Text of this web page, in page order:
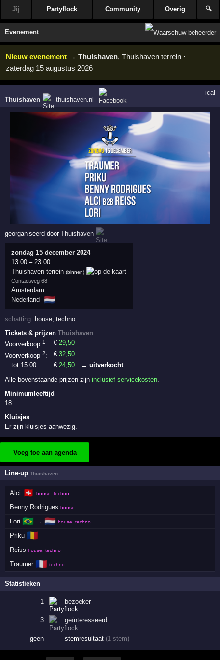
Jij Partyflock Community Overig 🔍
Evenement
Nieuw evenement →Thuishaven, Thuishaven terrein ·
zaterdag 15 augustus 2026
Thuishaven thuishaven.nl
ical
georganiseerd doorThuishaven
zondag 15 december 2024
13:00 –23:00
Thuishaven terrein (binnen)
Contactweg 68
Amsterdam
Nederland
🇳🇱
schatting: house ,techno
Tickets & prijzenThuishaven
Voorverkoop1 : € 29 ,50
Voorverkoop2: €32 ,50
tot 15:00:
€ 24 ,50
→ uitverkocht
Alle bovenstaande prijzen zijninclusief servicekosten.
Minimumleeftijd
18
Kluisjes
Er zijn kluisjes aanwezig.
Voeg toe aan agenda
Line-upThuishaven
Alci 🇨🇭 house, techno
Benny Rodrigues house
Lori 🇧🇷 → 🇳🇱 house, techno
Priku 🇷🇴
Reiss house, techno
Traumer 🇫🇷 techno
Statistieken
1 bezoeker
3 geïnteresseerd
geen stemresultaat (1 stem)